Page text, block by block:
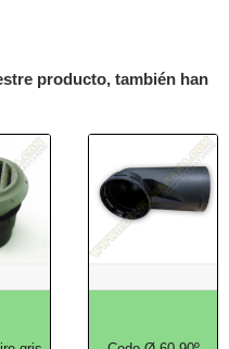
producto, también han